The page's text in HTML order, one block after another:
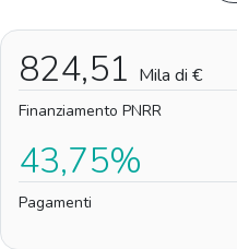
824,51 Mila di €
Finanziamento PNRR
43,75%
Pagamenti